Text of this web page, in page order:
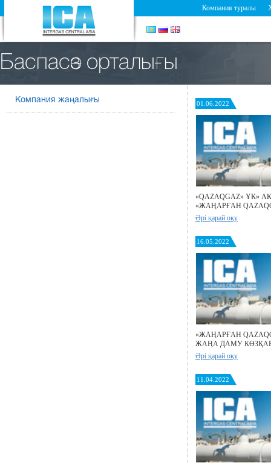
Компания туралы
Баспасөз орталығы
Компания жаңалығы 01.06.2022
«QAZAQGAZ» ҰК»
«ЖАҢАРҒАН
Әрі қарай оқу
16.05.2022
«ЖАҢАРҒАН
ЖАҢА ДАМУ
Әрі қарай оқу
11.04.2022